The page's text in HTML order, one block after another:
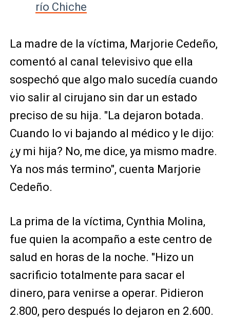
río Chiche
La madre de la víctima, Marjorie Cedeño,
comentó al canal televisivo que ella
sospechó que algo malo sucedía cuando
vio salir al cirujano sin dar un estado
preciso de su hija. "La dejaron botada.
Cuando lo vi bajando al médico y le dijo:
¿y mi hija? No, me dice, ya mismo madre.
Ya nos más termino", cuenta Marjorie
Cedeño.
La prima de la víctima, Cynthia Molina,
fue quien la acompaño a este centro de
salud en horas de la noche. "Hizo un
sacrificio totalmente para sacar el
dinero, para venirse a operar. Pidieron
2.800, pero después lo dejaron en 2.600.